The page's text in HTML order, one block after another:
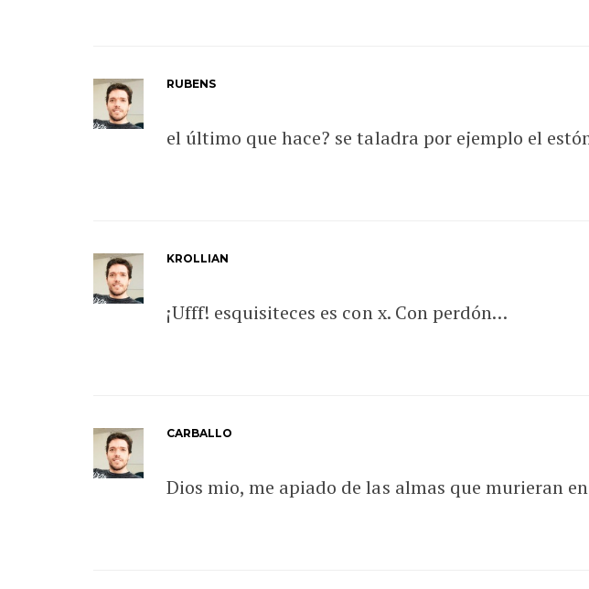
RUBENS
el último que hace? se taladra por ejemplo el
KROLLIAN
¡Ufff! esquisiteces es con x. Con perdón…
CARBALLO
Dios mio, me apiado de las almas que murieran